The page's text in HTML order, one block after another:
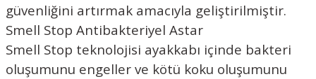
güvenliğini artırmak amacıyla geliştirilmiştir.
Smell Stop Antibakteriyel Astar
Smell Stop teknolojisi ayakkabı içinde bakteri
oluşumunu engeller ve kötü koku oluşumunu